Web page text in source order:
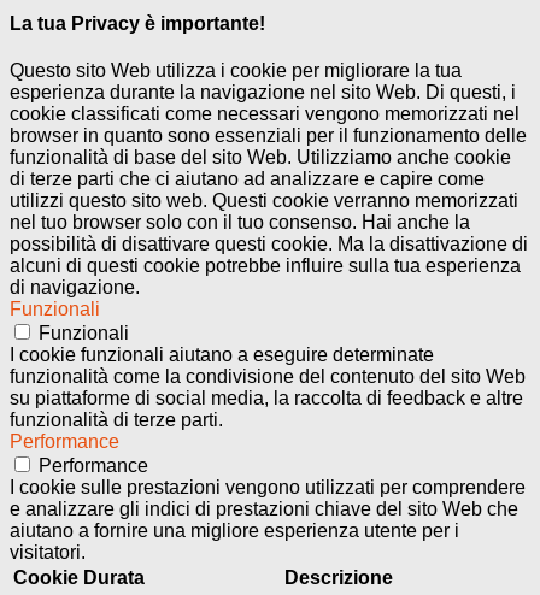
La tua Privacy è importante!
Questo sito Web utilizza i cookie per migliorare la tua
esperienza durante la navigazione nel sito Web. Di questi, i
cookie classificati come necessari vengono memorizzati nel
browser in quanto sono essenziali per il funzionamento delle
funzionalità di base del sito Web. Utilizziamo anche cookie
di terze parti che ci aiutano ad analizzare e capire come
utilizzi questo sito web. Questi cookie verranno memorizzati
nel tuo browser solo con il tuo consenso. Hai anche la
possibilità di disattivare questi cookie. Ma la disattivazione di
alcuni di questi cookie potrebbe influire sulla tua esperienza
di navigazione.
Funzionali
Funzionali
I cookie funzionali aiutano a eseguire determinate
funzionalità come la condivisione del contenuto del sito Web
su piattaforme di social media, la raccolta di feedback e altre
funzionalità di terze parti.
Performance
Performance
I cookie sulle prestazioni vengono utilizzati per comprendere
e analizzare gli indici di prestazioni chiave del sito Web che
aiutano a fornire una migliore esperienza utente per i
visitatori.
Cookie Durata Descrizione